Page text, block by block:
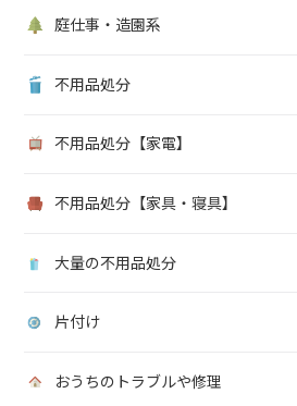
庭仕事・造園系
不用品処分
不用品処分【家電】
不用品処分【家具・寝具】
大量の不用品処分
片付け
おうちのトラブルや修理